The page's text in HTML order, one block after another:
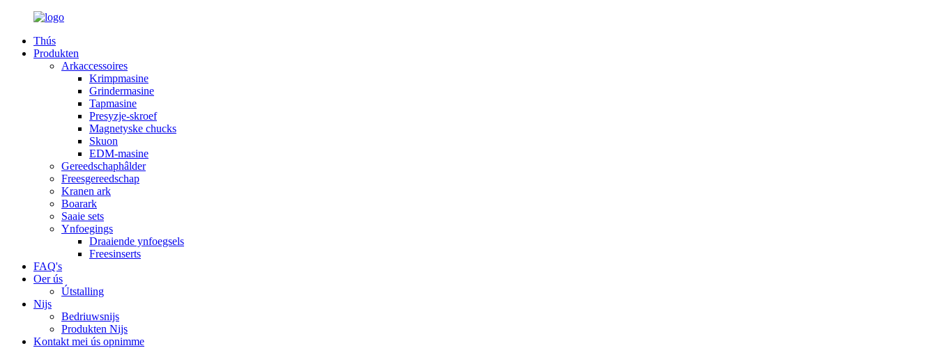
Thús
Produkten
Arkaccessoires
Krimpmasine
Grindermasine
Tapmasine
Presyzje-skroef
Magnetyske chucks
Skuon
EDM-masine
Gereedschaphâlder
Freesgereedschap
Kranen ark
Boarark
Saaie sets
Ynfoegings
Draaiende ynfoegsels
Freesinserts
FAQ's
Oer ús
Útstalling
Nijs
Bedriuwsnijs
Produkten Nijs
Kontakt mei ús opnimme